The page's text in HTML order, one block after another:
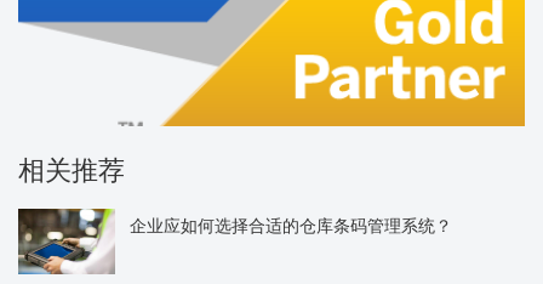
相关推荐
企业应如何选择合适的仓库条码管理系统？